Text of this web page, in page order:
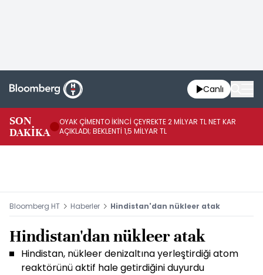
Canlı
SON
DAKİKA
OYAK ÇİMENTO İKİNCİ ÇEYREKTE 2 MİLYAR TL NET KAR
AÇIKLADI; BEKLENTİ 1,5 MİLYAR TL
Bloomberg HT Haberler Hindistan'dan nükleer atak
Hindistan'dan nükleer atak
Hindistan, nükleer denizaltına yerleştirdiği atom
reaktörünü aktif hale getirdiğini duyurdu